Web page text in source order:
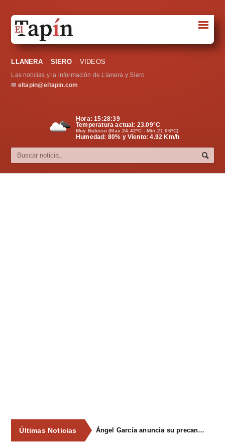
Sociedad
Política
Cultura
☰
LLANERA SIERO VIDEOS
Las noticias y la información de Llanera y Siero
✉ eltapin@eltapin.com
Hora:15:28:40
Temperatura actual: 23.09°C
Muy Nuboso (Max.24.42ºC - Min.21.96ºC)
Humedad: 80% y Viento: 4.92 Km/h
Últimas Noticias Ángel García anuncia su precandidatura para optar a la reelección como alcalde de Siero en 2027